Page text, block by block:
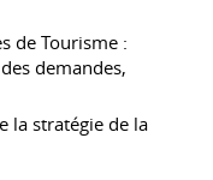
de Tourisme :
demandes,
la stratégie de la